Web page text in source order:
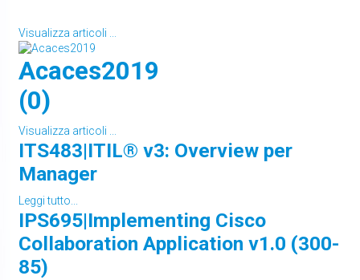
Visualizza articoli ...
Acaces2019
(0)
Visualizza articoli ...
ITS483|ITIL® v3: Overview per
Manager
Leggi tutto...
IPS695|Implementing Cisco
Collaboration Application v1.0 (300-
85)